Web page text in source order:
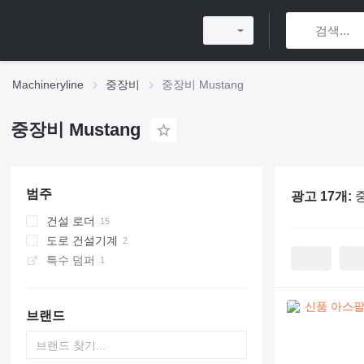
Machineryline 중장비 중장비 Mustang
중장비 Mustang
범주
건설 로더
스키드 스티어
다기능 소형 로더
도로 건설기계
아스팔트 밀링 머신
특수 덤퍼
브랜드
광고 17개: